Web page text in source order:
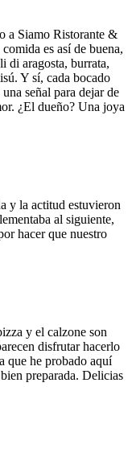
a Siamo Ristorante &
es así de buena,
di aragosta, burrata,
Y sí, cada bocado
señal para dejar de
¿El dueño? Una joya
y la actitud estuvieron
al siguiente,
hacer que nuestro
y el calzone son
disfrutar hacerlo
que he probado aquí
preparada. Delicias